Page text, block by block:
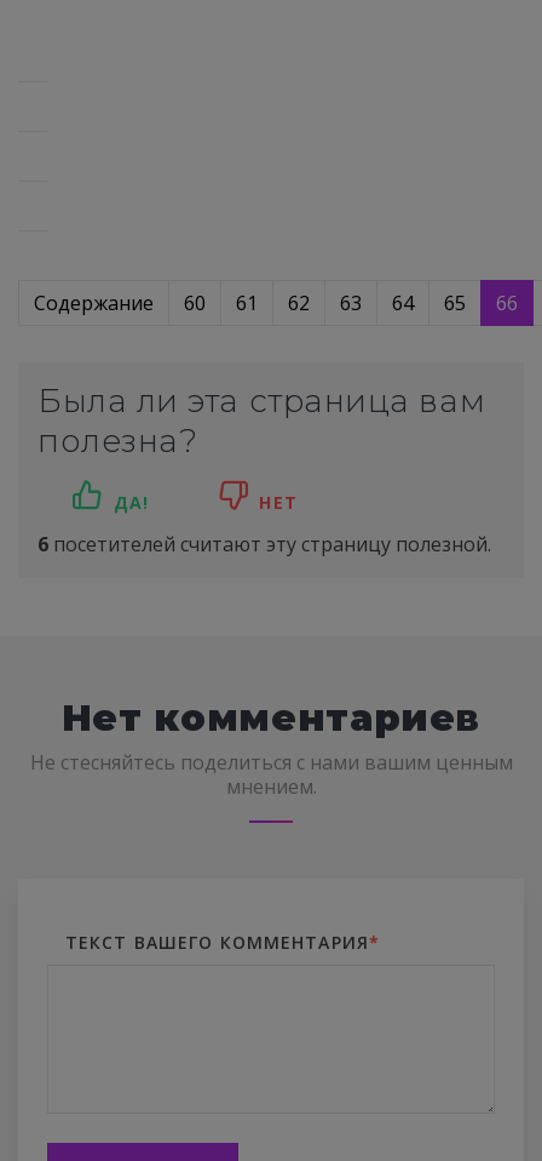
Содержание 60 61 62 63 64 65 66
Была ли эта страница вам
полезна?
ДА! НЕТ
6 посетителей считают эту страницу полезной.
Нет комментариев
Не стесняйтесь поделиться с нами вашим ценным
мнением.
ТЕКСТ ВАШЕГО КОММЕНТАРИЯ*